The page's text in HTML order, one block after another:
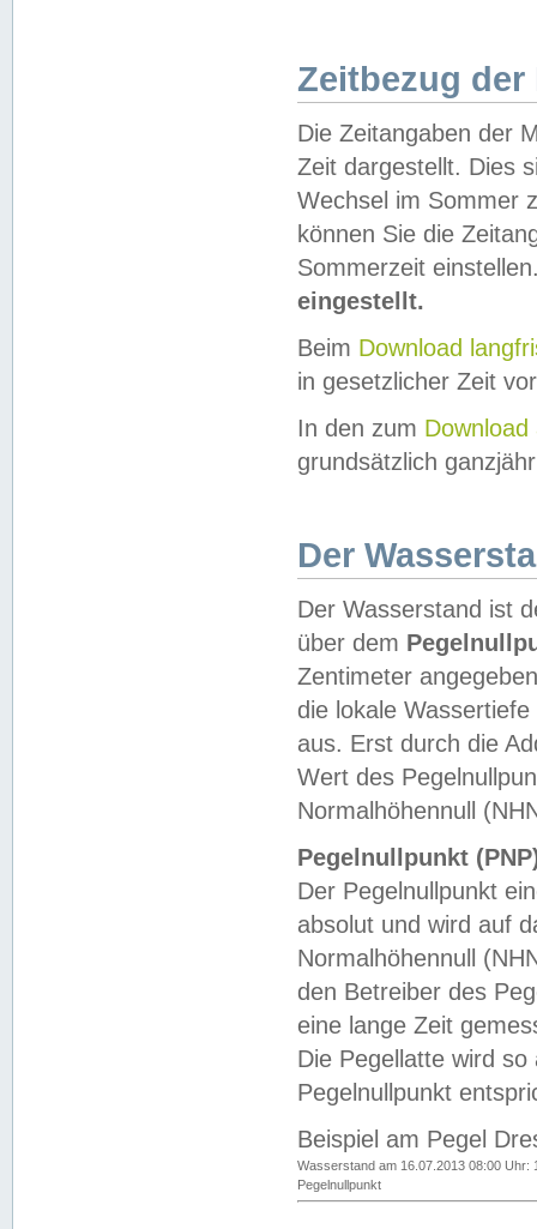
Zeitbezug der
Die Zeitangaben der
Zeit dargestellt. Dies
Wechsel im Sommer
können Sie die
Sommerzeit
eingestellt.
Beim Download
in gesetzlicher Zeit
In den zum Download
grundsätzlich
Der
Der Wasserstand ist
über dem
Zentimeter
die lokale
aus. Erst durch die
Wert des
Normalhöhennull
Pegelnullpunkt
Der Pegelnullpunkt
absolut und wird auf
Normalhöhennull
den Betreiber des
eine lange Zeit
Die Pegellatte wird
Pegelnullpunkt
Beispiel am Pegel
Wasserstand am 16.07.2013 08:00 Uhr:
Pegelnullpunkt